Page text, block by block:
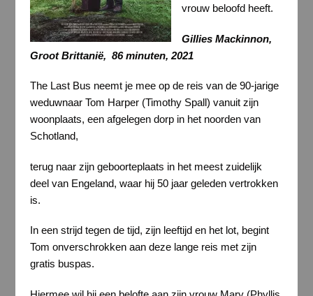
vrouw beloofd heeft.
Gillies Mackinnon,
Groot Brittanië, 86 minuten, 2021
The Last Bus neemt je mee op de reis van de 90-jarige
weduwnaar Tom Harper (Timothy Spall) vanuit zijn
woonplaats, een afgelegen dorp in het noorden van
Schotland,
terug naar zijn geboorteplaats in het meest zuidelijk
deel van Engeland, waar hij 50 jaar geleden vertrokken
is.
In een strijd tegen de tijd, zijn leeftijd en het lot, begint
Tom onverschrokken aan deze lange reis met zijn
gratis buspas.